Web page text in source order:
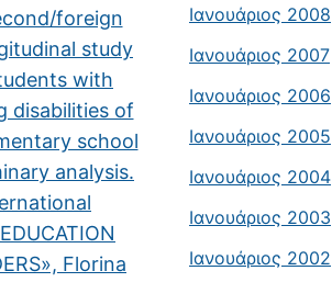
foreign
study
with
disabilities of
school
analysis.
Florina
Ιανουάριος 2008
Ιανουάριος 2007
Ιανουάριος 2006
Ιανουάριος 2005
Ιανουάριος 2004
Ιανουάριος 2003
Ιανουάριος 2002